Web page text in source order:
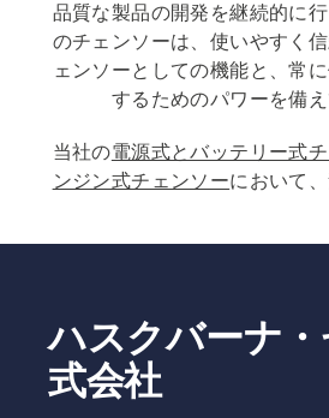
品質な製品の開発を継続的に
のチェンソーは、使いやすく
ェンソーとしての機能と、常
するためのパワーを備え
当社の電源式とバッテリー式
ンジン式チェンソーにおいて
ズに合わせて、ボタンを押す
含まれていま
ハスクバーナ
式会社